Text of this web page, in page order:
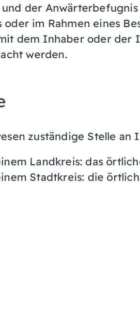
der
im Rahmen eines
dem Inhaber oder der
werden.
zuständige Stelle an
Landkreis: das
Stadtkreis: die